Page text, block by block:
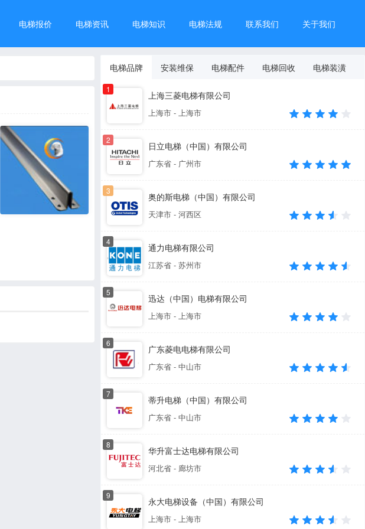
电梯报价 电梯资讯 电梯知识 电梯法规 联系我们 关于我们
电梯品牌 安装维保 电梯配件 电梯回收 电梯装潢
1
上海三菱电梯有限公司
上海市 - 上海市
2
日立电梯（中国）有限公司
广东省 - 广州市
3
奥的斯电梯（中国）有限公司
天津市 - 河西区
4
通力电梯有限公司
江苏省 - 苏州市
5
迅达（中国）电梯有限公司
上海市 - 上海市
6
广东菱电电梯有限公司
广东省 - 中山市
7
蒂升电梯（中国）有限公司
广东省 - 中山市
8
华升富士达电梯有限公司
河北省 - 廊坊市
9
永大电梯设备（中国）有限公司
上海市 - 上海市